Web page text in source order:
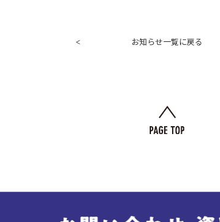
< お知らせ一覧に戻る